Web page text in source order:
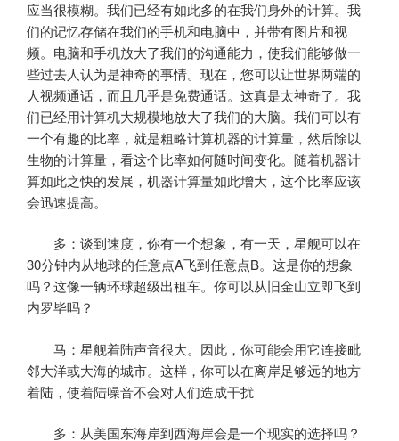
应当很模糊。我们已经有如此多的在我们身外的计算。我
们的记忆存储在我们的手机和电脑中，并带有图片和视
频。电脑和手机放大了我们的沟通能力，使我们能够做一
些过去人认为是神奇的事情。现在，您可以让世界两端的
人视频通话，而且几乎是免费通话。这真是太神奇了。我
们已经用计算机大规模地放大了我们的大脑。我们可以有
一个有趣的比率，就是粗略计算机器的计算量，然后除以
生物的计算量，看这个比率如何随时间变化。随着机器计
算如此之快的发展，机器计算量如此增大，这个比率应该
会迅速提高。
多：谈到速度，你有一个想象，有一天，星舰可以在
30分钟内从地球的任意点A飞到任意点B。这是你的想象
吗？这像一辆环球超级出租车。你可以从旧金山立即飞到
内罗毕吗？
马：星舰着陆声音很大。因此，你可能会用它连接毗
邻大洋或大海的城市。这样，你可以在离岸足够远的地方
着陆，使着陆噪音不会对人们造成干扰
多：从美国东海岸到西海岸会是一个现实的选择吗？